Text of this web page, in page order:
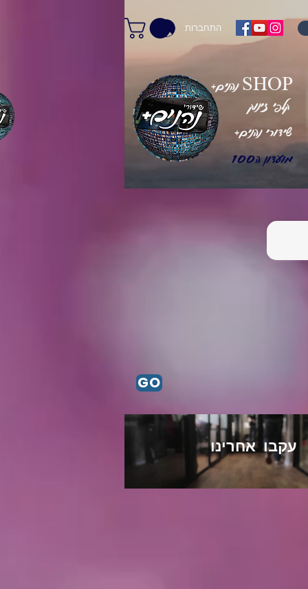
התחברות
+שידורי נהנים
מועדון ה100
+נהנים SHOP
קלפי זינוק
GO
עקבו אחרינו